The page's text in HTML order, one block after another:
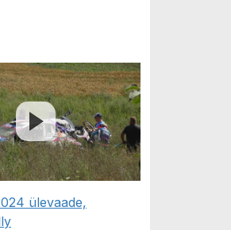
ülevaade,